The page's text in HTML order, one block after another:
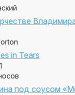
in Tears
под соусом